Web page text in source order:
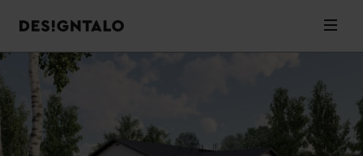
Siirry
sisältöön
Designtalo